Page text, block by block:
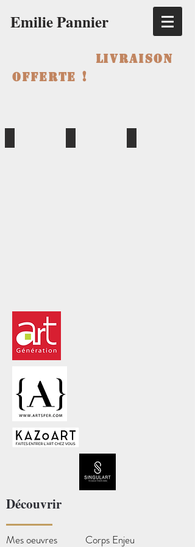
Emilie Pannier
Livraison
offerte !
Au coin de ma rueNé dans la rueOrange
Découvrir
Mes oeuvres Corps Enjeu